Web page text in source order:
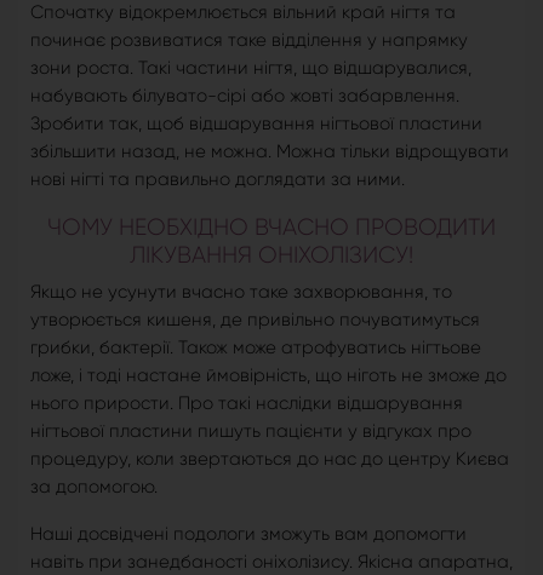
Спочатку відокремлюється вільний край нігтя та
починає розвиватися таке відділення у напрямку
зони роста. Такі частини нігтя, що відшарувалися,
набувають білувато-сірі або жовті забарвлення.
Зробити так, щоб відшарування нігтьової пластини
збільшити назад, не можна. Можна тільки відрощувати
нові нігті та правильно доглядати за ними.
ЧОМУ НЕОБХІДНО ВЧАСНО ПРОВОДИТИ
ЛІКУВАННЯ ОНІХОЛІЗИСУ!
Якщо не усунути вчасно таке захворювання, то
утворюється кишеня, де привільно почуватимуться
грибки, бактерії. Також може атрофуватись нігтьове
ложе, і тоді настане ймовірність, що ніготь не зможе до
нього прирости. Про такі наслідки відшарування
нігтьової пластини пишуть пацієнти у відгуках про
процедуру, коли звертаються до нас до центру Києва
за допомогою.
Наші досвідчені подологи зможуть вам допомогти
навіть при занедбаності оніхолізису. Якісна апаратна,